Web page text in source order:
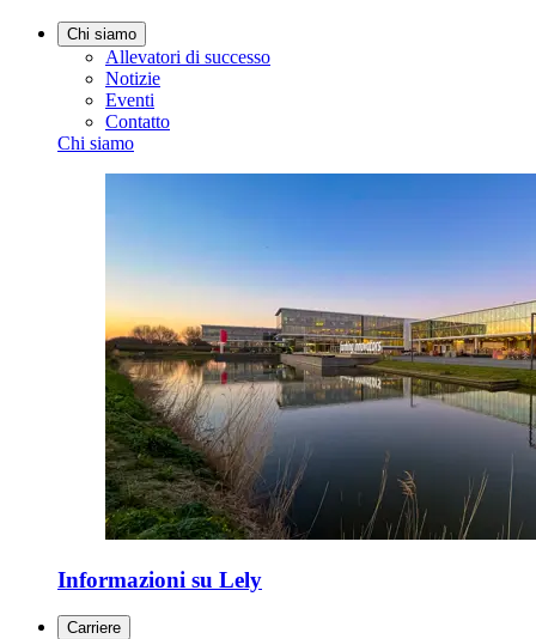
Chi siamo
Allevatori di successo
Notizie
Eventi
Contatto
Chi siamo
Informazioni su Lely
Carriere